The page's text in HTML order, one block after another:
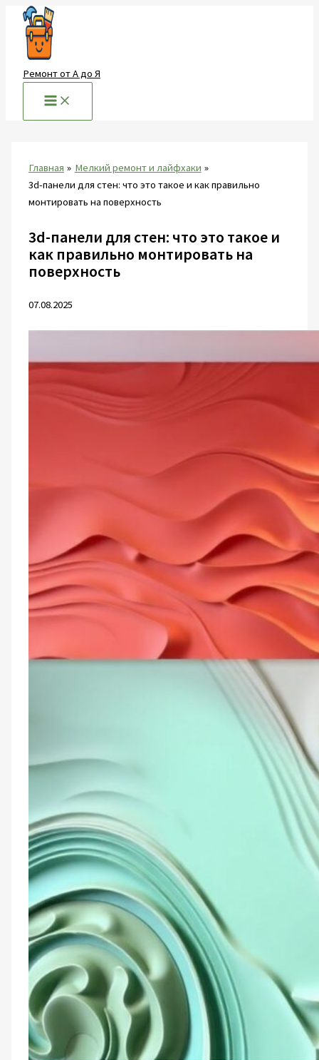
Перейти
содержимому
Ремонт от А до Я
Главная
Мелкий ремонт и лайфхаки
3d-панели для стен: что это такое и как правильно
монтировать на поверхность
3d-панели для стен: что это такое и
как правильно монтировать на
поверхность
07.08.2025